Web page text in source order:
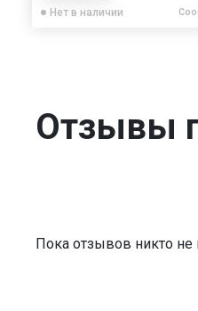
Нет в наличии
Отзывы
Пока отзывов никто не